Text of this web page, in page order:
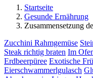
Startseite
Gesunde Ernährung
Zusammensetzung
Zucchini Rahmgemüse
Steak richtig braten Im
Erdbeerpüree Exotische
Eierschwammerlgulasch